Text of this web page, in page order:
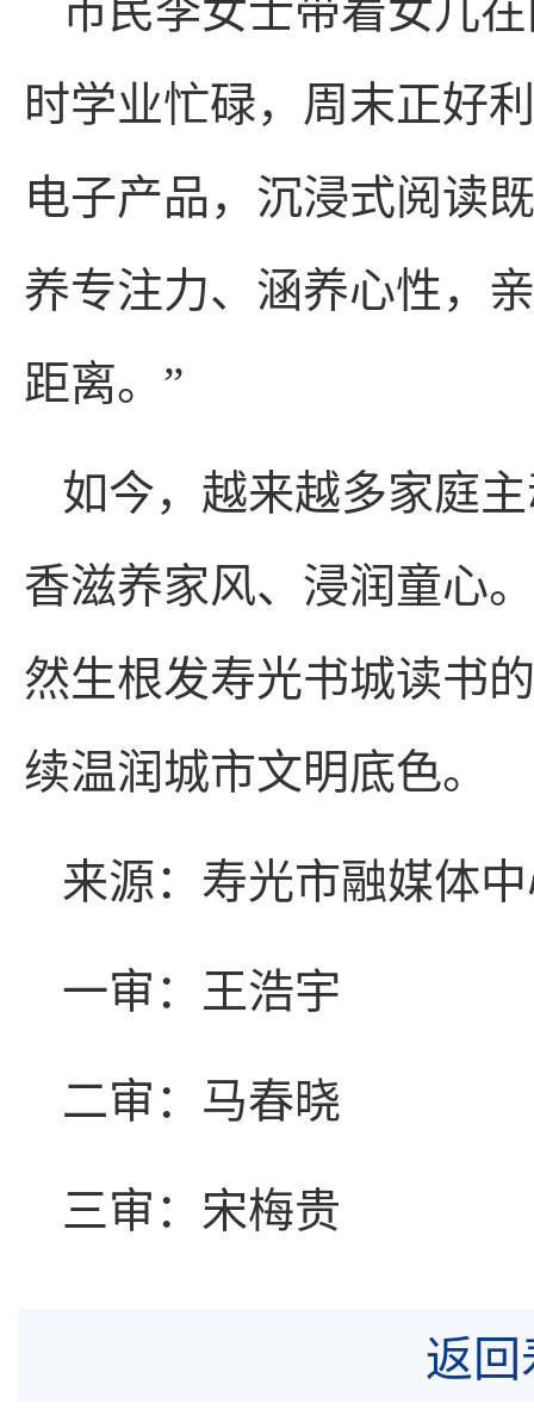
市民李女士带着女儿
时学业忙碌，周末正好
电子产品，沉浸式阅读
养专注力、涵养心性，
距离。”
如今，越来越多家庭
香滋养家风、浸润童心
然生根发寿光书城读书
续温润城市文明底色。
来源：寿光市融媒体
一审：王浩宇
二审：马春晓
三审：宋梅贵
返回